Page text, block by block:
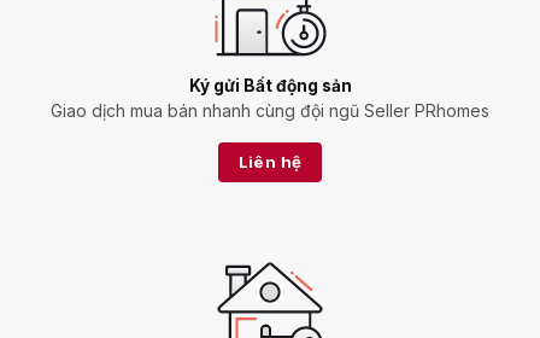
Ký gửi Bất động sản
Giao dịch mua bán nhanh cùng đội ngũ Seller PRhomes
Liên hệ